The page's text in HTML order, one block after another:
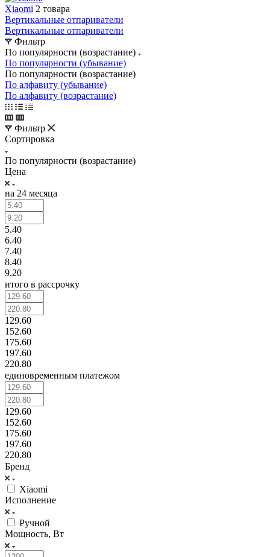
Xiaomi 2 товара
Вертикальные отпариватели
Вертикальные отпариватели
Фильтр
По популярности (возрастание)
По популярности (убывание)
По популярности (возрастание)
По алфавиту (убывание)
По алфавиту (возрастание)
Фильтр
Сортировка
По популярности (возрастание)
Цена
на 24 месяца
5.40
6.40
7.40
8.40
9.20
итого в рассрочку
129.60
152.60
175.60
197.60
220.80
единовременным платежом
129.60
152.60
175.60
197.60
220.80
Бренд
Xiaomi
Исполнение
Ручной
Мощность, Вт